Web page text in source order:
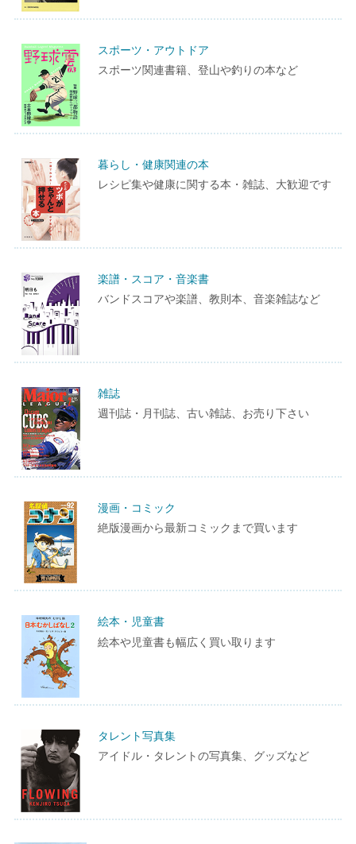
スポーツ・アウトドア
スポーツ関連書籍、登山や釣りの本など
暮らし・健康関連の本
レシピ集や健康に関する本・雑誌、大歓迎です
楽譜・スコア・音楽書
バンドスコアや楽譜、教則本、音楽雑誌など
雑誌
週刊誌・月刊誌、古い雑誌、お売り下さい
漫画・コミック
絶版漫画から最新コミックまで買います
絵本・児童書
絵本や児童書も幅広く買い取ります
タレント写真集
アイドル・タレントの写真集、グッズなど